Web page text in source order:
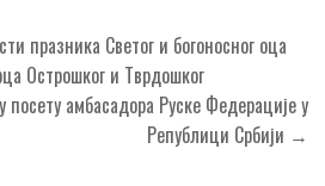
празника Светог и богоносног оца
Острошког и Тврдошког
амбасадора Руске Федерације у
Републици Србији →